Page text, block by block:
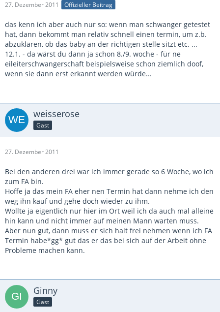
27. Dezember 2011 Offizieller Beitrag
das kenn ich aber auch nur so: wenn man schwanger getestet
hat, dann bekommt man relativ schnell einen termin, um z.b.
abzuklären, ob das baby an der richtigen stelle sitzt etc. ...
12.1. - da wärst du dann ja schon 8./9. woche - für ne
eileiterschwangerschaft beispielsweise schon ziemlich doof,
wenn sie dann erst erkannt werden würde...
weisserose
Gast
27. Dezember 2011
Bei den anderen drei war ich immer gerade so 6 Woche, wo ich
zum FA bin.
Hoffe ja das mein FA eher nen Termin hat dann nehme ich den
weg ihn kauf und gehe doch wieder zu ihm.
Wollte ja eigentlich nur hier im Ort weil ich da auch mal alleine
hin kann und nicht immer auf meinen Mann warten muss.
Aber nun gut, dann muss er sich halt frei nehmen wenn ich FA
Termin habe*gg* gut das er das bei sich auf der Arbeit ohne
Probleme machen kann.
Ginny
Gast